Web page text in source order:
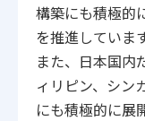
構築にも積極的
を推進しています
また、日本国内
ィリピン、シン
にも積極的に展